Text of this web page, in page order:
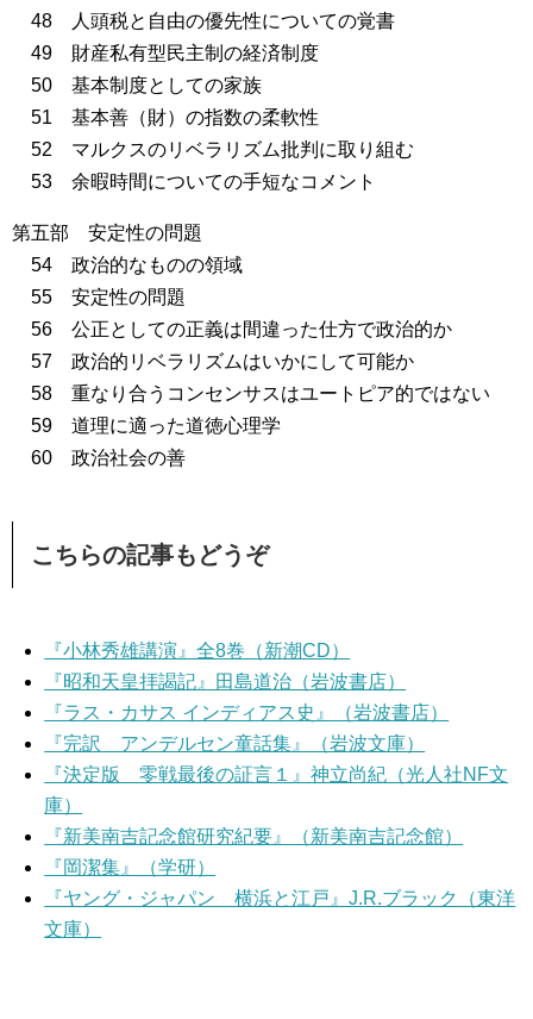
48 人頭税と自由の優先性についての覚書
49 財産私有型民主制の経済制度
50 基本制度としての家族
51 基本善（財）の指数の柔軟性
52 マルクスのリベラリズム批判に取り組む
53 余暇時間についての手短なコメント
第五部 安定性の問題
54 政治的なものの領域
55 安定性の問題
56 公正としての正義は間違った仕方で政治的か
57 政治的リベラリズムはいかにして可能か
58 重なり合うコンセンサスはユートピア的ではない
59 道理に適った道徳心理学
60 政治社会の善
こちらの記事もどうぞ
『小林秀雄講演』全8巻（新潮CD）
『昭和天皇拝謁記』田島道治（岩波書店）
『ラス・カサス インディアス史』（岩波書店）
『完訳 アンデルセン童話集』（岩波文庫）
『決定版 零戦最後の証言１』神立尚紀（光人社NF文
庫）
『新美南吉記念館研究紀要』（新美南吉記念館）
『岡潔集』（学研）
『ヤング・ジャパン 横浜と江戸』J.R.ブラック（東洋
文庫）